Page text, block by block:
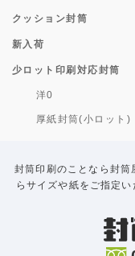
クッション封筒
新入荷
少ロット印刷対応封筒
洋0
厚紙封筒(小ロット)
封筒印刷のことなら封
らサイズや紙をご指定